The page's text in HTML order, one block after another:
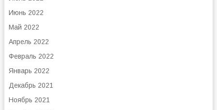
Июнь 2022
Май 2022
Апрель 2022
Февраль 2022
Январь 2022
Декабрь 2021
Ноябрь 2021